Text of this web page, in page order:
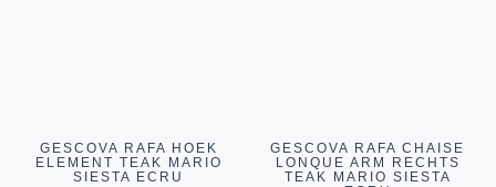
GESCOVA RAFA HOEK
ELEMENT TEAK MARIO
SIESTA ECRU
GESCOVA RAFA CHAISE
LONQUE ARM RECHTS
TEAK MARIO SIESTA